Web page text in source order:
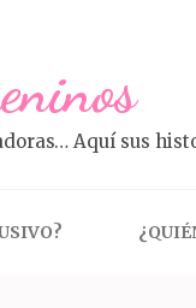
Aquí sus